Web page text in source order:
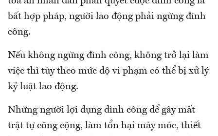
bất hợp pháp, người lao động phải ngừng đình
công.
Nếu không ngừng đình công, không trở lại làm
việc thì tùy theo mức độ vi phạm có thể bị xử lý
kỷ luật lao động.
Những người lợi dụng đình công để gây mất
trật tự công cộng, làm tổn hại máy móc, thiết